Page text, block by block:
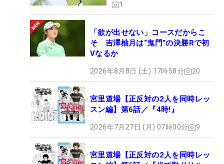
1
「欲が出せない」コースだからこ
そ 吉澤柚月は“鬼門”の決勝Rで初
Vなるか
2026年8月8日 (土) 17時58分 20
宮里道場【正反対の2人を同時レッ
スン編】第6話／『4時!』
2026年7月27日 (月) 07時00分 9
宮里道場【正反対の2人を同時レッ